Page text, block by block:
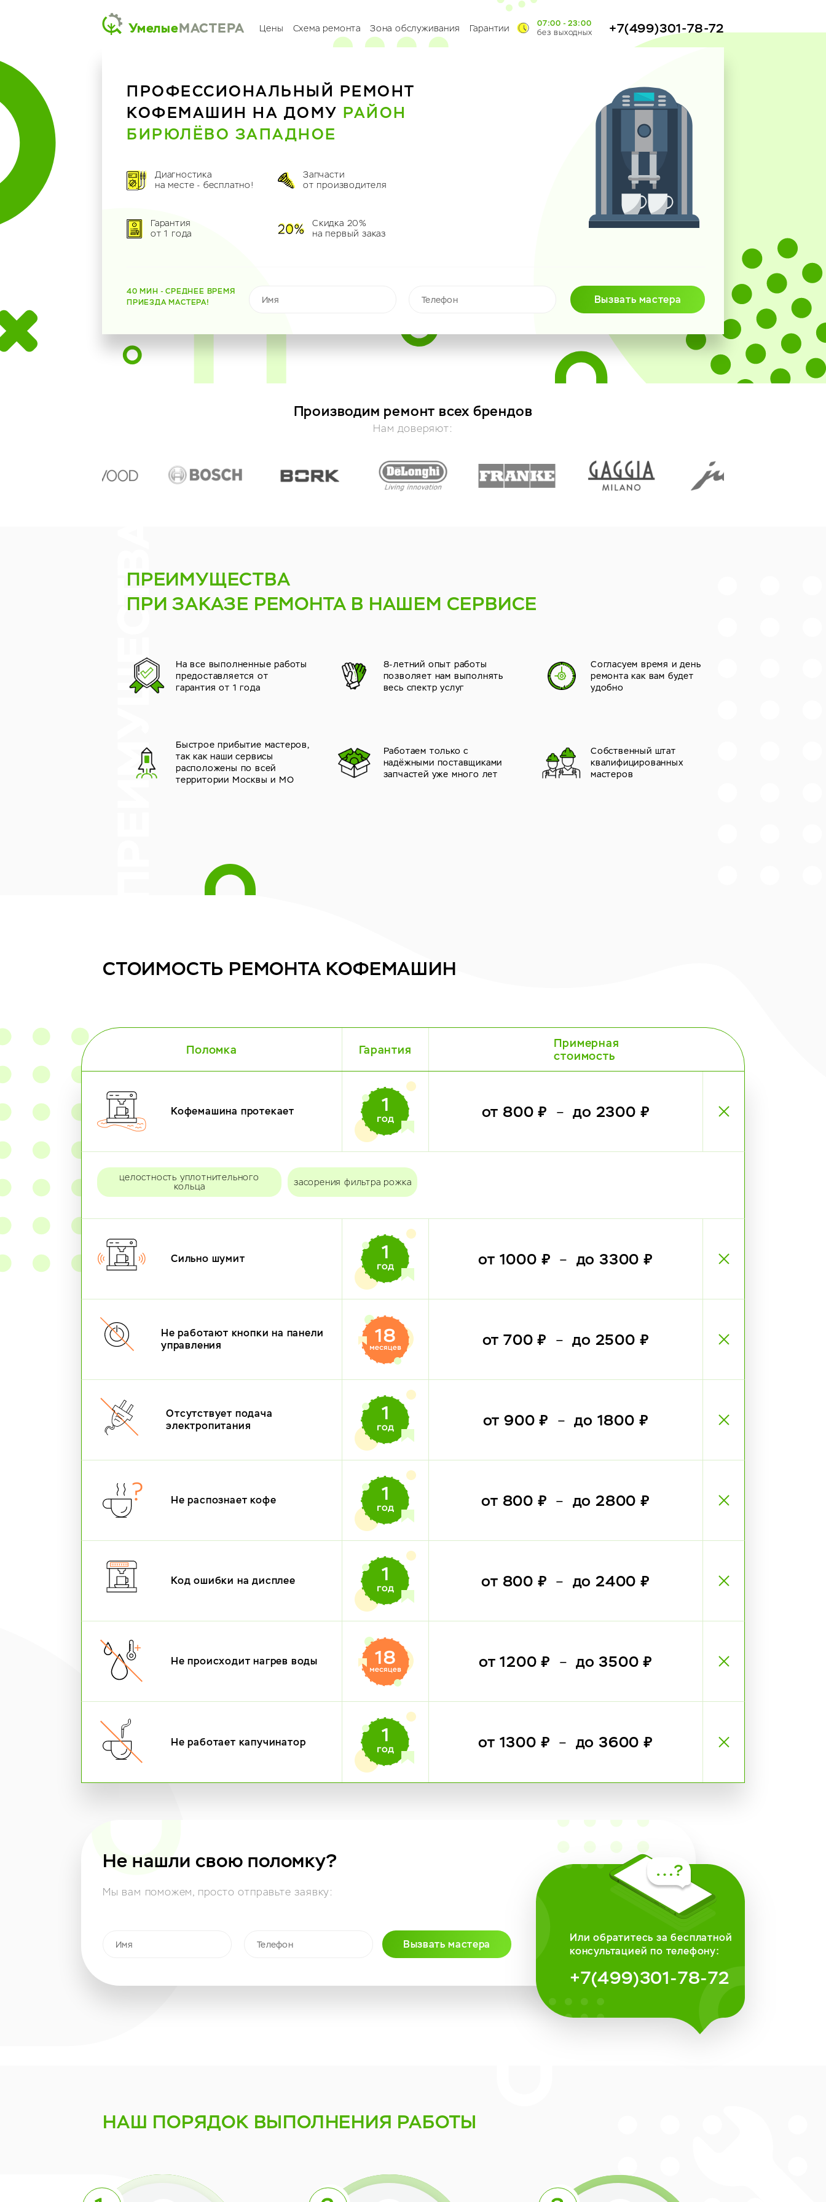
УмелыеМАСТЕРА Цены Схема ремонта Зона обслуживания Гарантии
07:00 - 23:00
без выходных
+7(499)301-78-72
ПРОФЕССИОНАЛЬНЫЙ РЕМОНТ
КОФЕМАШИН НА ДОМУ РАЙОН
БИРЮЛЁВО ЗАПАДНОЕ
Диагностика
на месте - бесплатно!
Запчасти
от производителя
Гарантия
от 1 года
Скидка 20%
на первый заказ
40 МИН - СРЕДНЕЕ ВРЕМЯ
ПРИЕЗДА МАСТЕРА!
Вызвать мастера
Производим ремонт всех брендов
Нам доверяют:
ПРЕИМУЩЕСТВА
ПРИ ЗАКАЗЕ РЕМОНТА В НАШЕМ СЕРВИСЕ
На все выполненные работы
предоставляется от
гарантия от 1 года
8-летний опыт работы
позволяет нам выполнять
весь спектр услуг
Согласуем время и день
ремонта как вам будет
удобно
Быстрое прибытие мастеров,
так как наши сервисы
расположены по всей
территории Москвы и МО
Работаем только с
надёжными поставщиками
запчастей уже много лет
Собственный штат
квалифицированных
мастеров
СТОИМОСТЬ РЕМОНТА КОФЕМАШИН
Поломка Гарантия
Примерная
стоимость
Кофемашина протекает от 800 ₽ — до 2300 ₽
целостность уплотнительного
кольца
засорения фильтра рожка
Сильно шумит от 1000 ₽ — до 3300 ₽
Не работают кнопки на панели
управления
от 700 ₽ — до 2500 ₽
Отсутствует подача
электропитания
от 900 ₽ — до 1800 ₽
Не распознает кофе от 800 ₽ — до 2800 ₽
Код ошибки на дисплее от 800 ₽ — до 2400 ₽
Не происходит нагрев воды от 1200 ₽ — до 3500 ₽
Не работает капучинатор от 1300 ₽ — до 3600 ₽
Не нашли свою поломку?
Мы вам поможем, просто отправьте заявку:
Вызвать мастера
Или обратитесь за бесплатной
консультацией по телефону:
+7(499)301-78-72
НАШ ПОРЯДОКВЫПОЛНЕНИЯ РАБОТЫ